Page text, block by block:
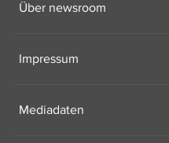
Über newsroom
Impressum
Mediadaten